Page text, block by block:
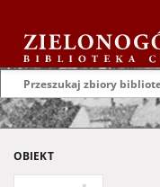
OBIEKT